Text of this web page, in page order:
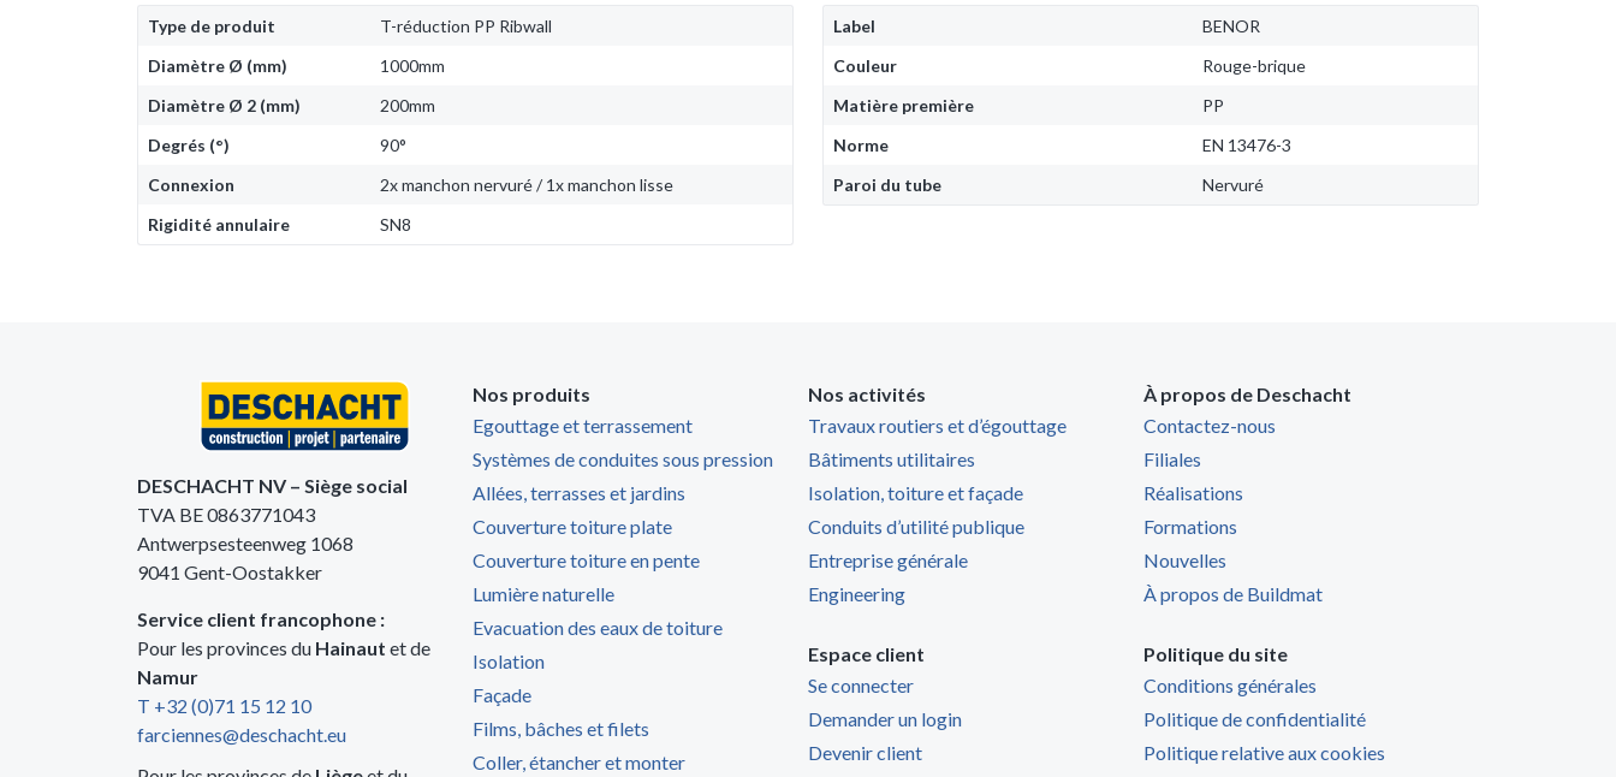
Type de produit
T-réduction PP Ribwall
Diamètre Ø (mm)
1000mm
Diamètre Ø 2 (mm)
200mm
Degrés (°)
90°
Connexion
2x manchon nervuré / 1x manchon lisse
Rigidité annulaire
SN8
Label
BENOR
Couleur
Rouge-brique
Matière première
PP
Norme
EN 13476-3
Paroi du tube
Nervuré
DESCHACHT NV – Siège social
TVA BE 0863771043
Antwerpsesteenweg 1068
9041 Gent-Oostakker
Service client francophone :
Pour les provinces du Hainaut et de
Namur
T +32 (0)71 15 12 10
farciennes@deschacht.eu
Nos produits
Egouttage et terrassement
Systèmes de conduites sous pression
Allées, terrasses et jardins
Couverture toiture plate
Couverture toiture en pente
Lumière naturelle
Evacuation des eaux de toiture
Isolation
Façade
Films, bâches et filets
Coller, étancher et monter
Nos activités
Travaux routiers et d’égouttage
Bâtiments utilitaires
Isolation, toiture et façade
Conduits d’utilité publique
Entreprise générale
Engineering
Espace client
Se connecter
Demander un login
Devenir client
À propos de Deschacht
Contactez-nous
Filiales
Réalisations
Formations
Nouvelles
À propos de Buildmat
Politique du site
Conditions générales
Politique de confidentialité
Politique relative aux cookies